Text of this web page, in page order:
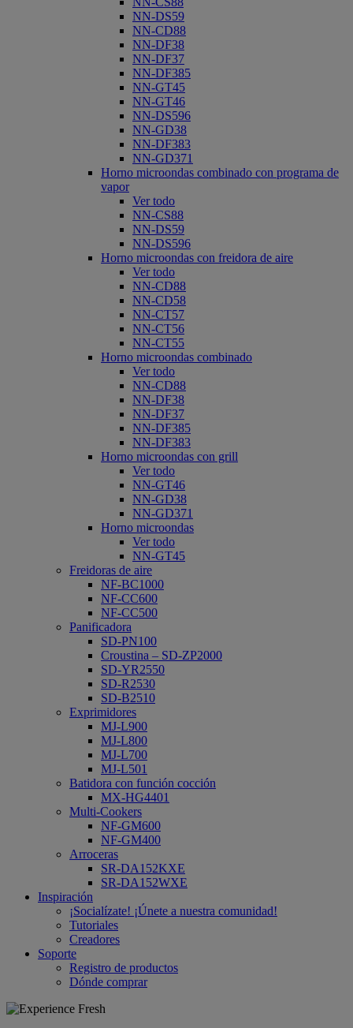
NN-DS59
NN-CD88
NN-DF38
NN-DF37
NN-DF385
NN-GT45
NN-GT46
NN-DS596
NN-GD38
NN-DF383
NN-GD371
Horno microondas combinado con programa de
vapor
Ver todo
NN-CS88
NN-DS59
NN-DS596
Horno microondas con freidora de aire
Ver todo
NN-CD88
NN-CD58
NN-CT57
NN-CT56
NN-CT55
Horno microondas combinado
Ver todo
NN-CD88
NN-DF38
NN-DF37
NN-DF385
NN-DF383
Horno microondas con grill
Ver todo
NN-GT46
NN-GD38
NN-GD371
Horno microondas
Ver todo
NN-GT45
Freidoras de aire
NF-BC1000
NF-CC600
NF-CC500
Panificadora
SD-PN100
Croustina – SD-ZP2000
SD-YR2550
SD-R2530
SD-B2510
Exprimidores
MJ-L900
MJ-L800
MJ-L700
MJ-L501
Batidora con función cocción
MX-HG4401
Multi-Cookers
NF-GM600
NF-GM400
Arroceras
SR-DA152KXE
SR-DA152WXE
Inspiración
¡Socialízate! ¡Únete a nuestra comunidad!
Tutoriales
Creadores
Soporte
Registro de productos
Dónde comprar